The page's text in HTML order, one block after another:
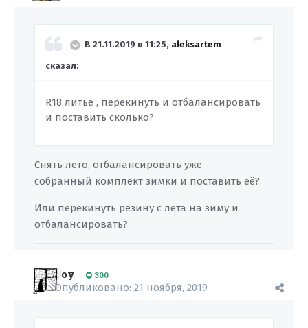
В 21.11.2019 в 11:25, aleksartem
сказал:
R18 литье , перекинуть и отбалансировать
и поставить сколько?
Снять лето, отбалансировать уже
собранный комплект зимки и поставить её?
Или перекинуть резину с лета на зиму и
отбалансировать?
joy 300
Опубликовано: 21 ноября, 2019